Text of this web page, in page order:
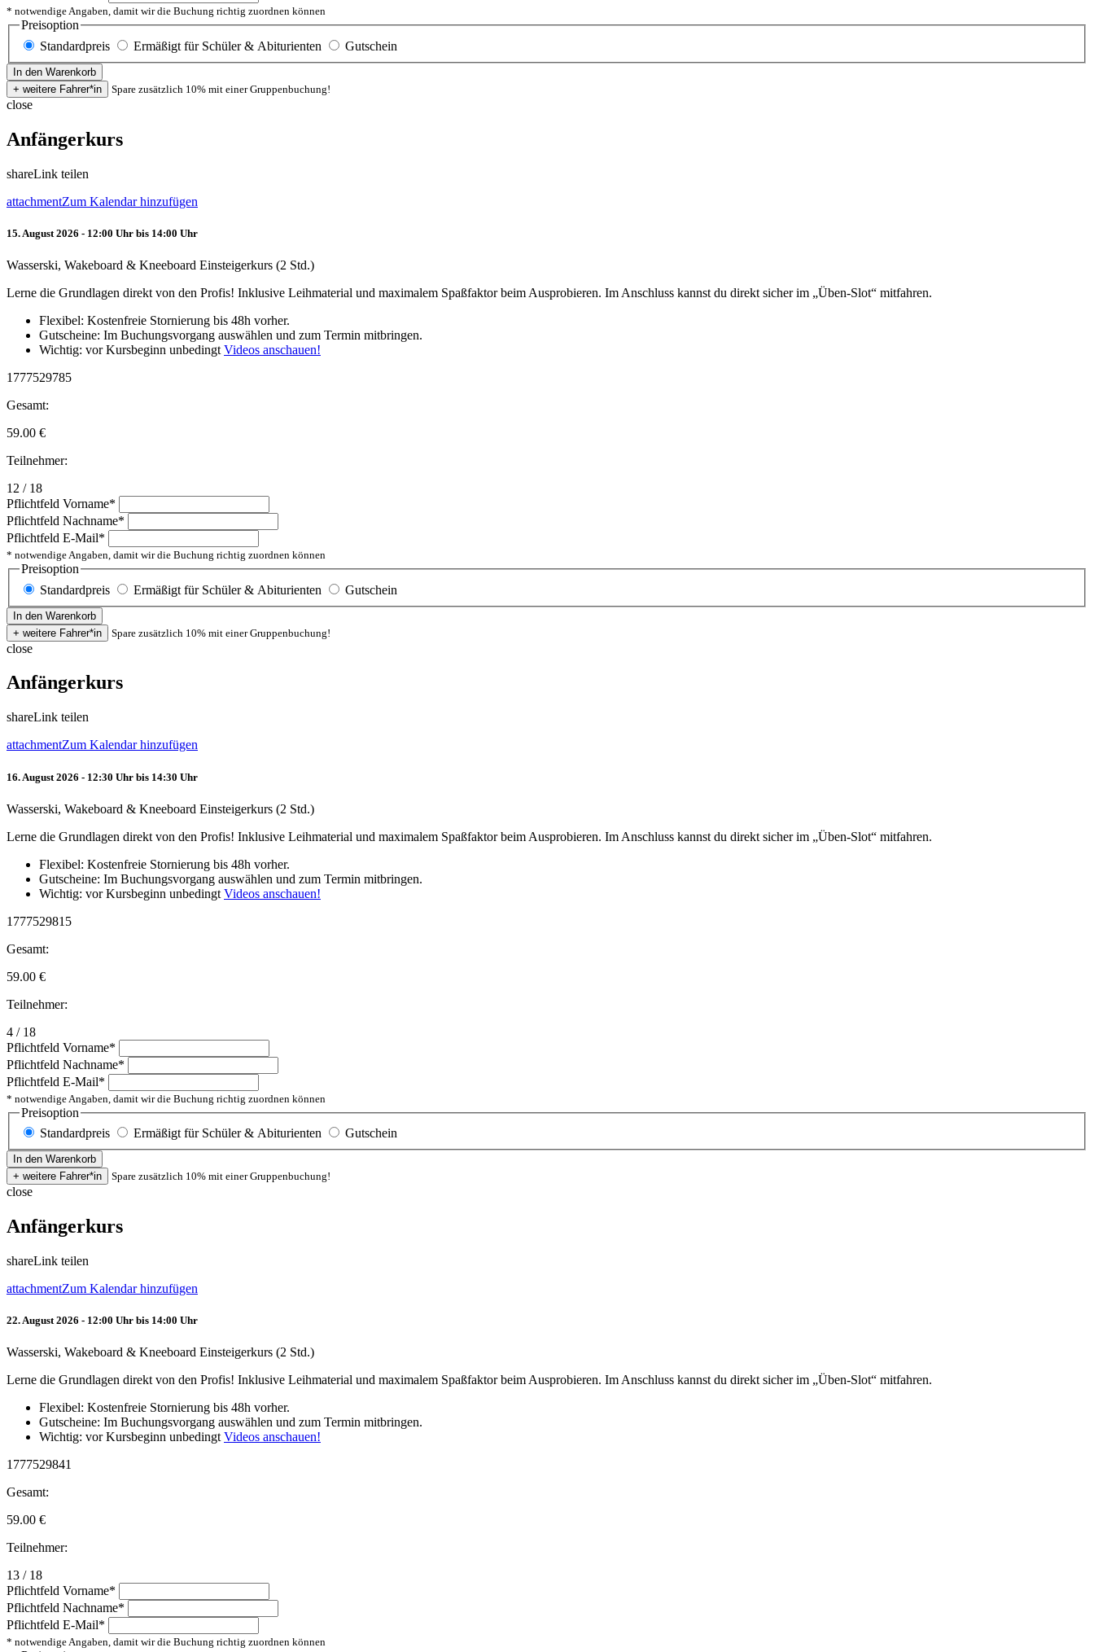
* notwendige Angaben, damit wir die Buchung richtig zuordnen können
Preisoption
Standardpreis
Ermäßigt für Schüler & Abiturienten Gutschein
Spare zusätzlich 10% mit einer Gruppenbuchung!
close
Anfängerkurs
shareLink teilen
attachmentZum Kalendar hinzufügen
15. August 2026 - 12:00 Uhr bis 14:00 Uhr
Wasserski, Wakeboard & Kneeboard Einsteigerkurs (2 Std.)
Lerne die Grundlagen direkt von den Profis! Inklusive Leihmaterial und maximalem Spaßfaktor beim Ausprobieren. Im Anschluss kannst du direkt sicher im „Üben-Slot“ mitfahren.
Flexibel: Kostenfreie Stornierung bis 48h vorher.
Gutscheine: Im Buchungsvorgang auswählen und zum Termin mitbringen.
Wichtig: vor Kursbeginn unbedingt Videos anschauen!
1777529785
Gesamt:
59.00 €
Teilnehmer:
12 / 18
Pflichtfeld Vorname*
Pflichtfeld Nachname*
Pflichtfeld E-Mail*
* notwendige Angaben, damit wir die Buchung richtig zuordnen können
Preisoption
Standardpreis
Ermäßigt für Schüler & Abiturienten Gutschein
Spare zusätzlich 10% mit einer Gruppenbuchung!
close
Anfängerkurs
shareLink teilen
attachmentZum Kalendar hinzufügen
16. August 2026 - 12:30 Uhr bis 14:30 Uhr
Wasserski, Wakeboard & Kneeboard Einsteigerkurs (2 Std.)
Lerne die Grundlagen direkt von den Profis! Inklusive Leihmaterial und maximalem Spaßfaktor beim Ausprobieren. Im Anschluss kannst du direkt sicher im „Üben-Slot“ mitfahren.
Flexibel: Kostenfreie Stornierung bis 48h vorher.
Gutscheine: Im Buchungsvorgang auswählen und zum Termin mitbringen.
Wichtig: vor Kursbeginn unbedingt Videos anschauen!
1777529815
Gesamt:
59.00 €
Teilnehmer:
4 / 18
Pflichtfeld Vorname*
Pflichtfeld Nachname*
Pflichtfeld E-Mail*
* notwendige Angaben, damit wir die Buchung richtig zuordnen können
Preisoption
Standardpreis
Ermäßigt für Schüler & Abiturienten Gutschein
Spare zusätzlich 10% mit einer Gruppenbuchung!
close
Anfängerkurs
shareLink teilen
attachmentZum Kalendar hinzufügen
22. August 2026 - 12:00 Uhr bis 14:00 Uhr
Wasserski, Wakeboard & Kneeboard Einsteigerkurs (2 Std.)
Lerne die Grundlagen direkt von den Profis! Inklusive Leihmaterial und maximalem Spaßfaktor beim Ausprobieren. Im Anschluss kannst du direkt sicher im „Üben-Slot“ mitfahren.
Flexibel: Kostenfreie Stornierung bis 48h vorher.
Gutscheine: Im Buchungsvorgang auswählen und zum Termin mitbringen.
Wichtig: vor Kursbeginn unbedingtVideos anschauen!
1777529841
Gesamt:
59.00 €
Teilnehmer:
13 / 18
Pflichtfeld Vorname*
Pflichtfeld Nachname*
Pflichtfeld E-Mail*
* notwendige Angaben, damit wir die Buchung richtig zuordnen können